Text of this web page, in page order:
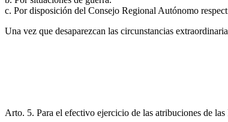
c. Por disposición del Consejo Regional Autónomo
Una vez que desaparezcan las circunstancias
Arto. 5. Para el efectivo ejercicio de las atribuciones de